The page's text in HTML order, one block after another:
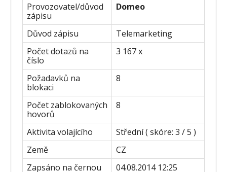
Provozovatel/důvod
zápisu
Domeo
Důvod zápisu
Telemarketing
Počet dotazů na
číslo
3 167 x
Požadavků na
blokaci
8
Počet zablokovaných
hovorů
8
Aktivita volajícího
Střední ( skóre: 3 / 5 )
Země
CZ
Zapsáno na černou
04.08.2014 12:25